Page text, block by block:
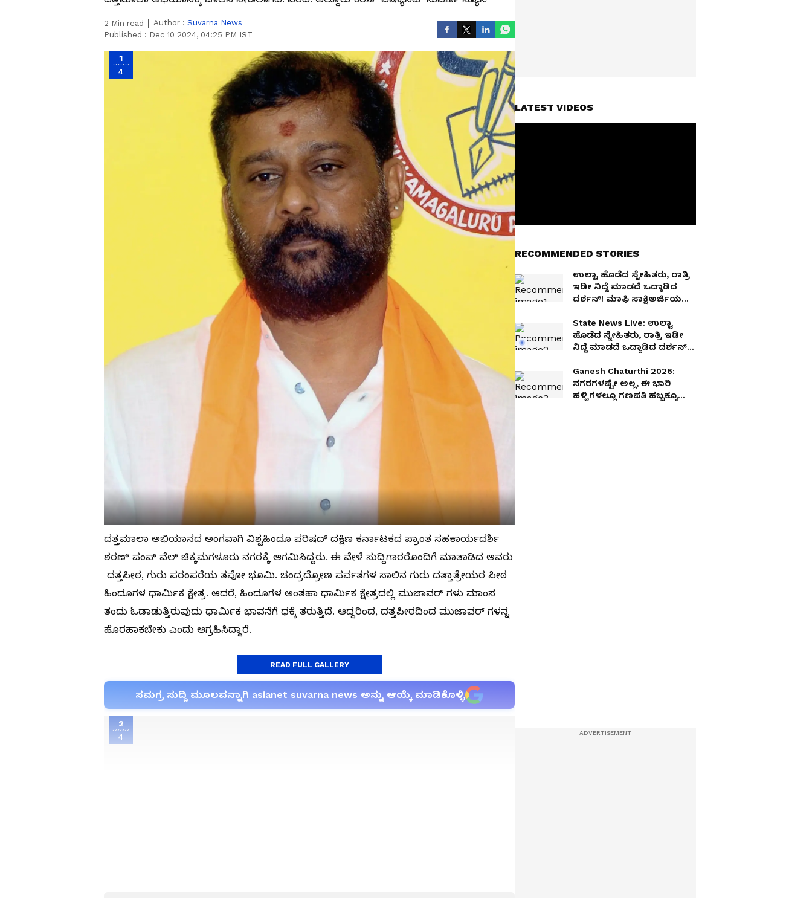
2 Min read Author : Suvarna News
Published : Dec 10 2024, 04:25 PM IST
1
4
ದತ್ತಮಾಲಾ ಅಭಿಯಾನದ ಅಂಗವಾಗಿ ವಿಶ್ವಹಿಂದೂ ಪರಿಷದ್ ದಕ್ಷಿಣ ಕರ್ನಾಟಕದ ಪ್ರಾಂತ ಸಹಕಾರ್ಯದರ್ಶಿ
ಶರಣ್ ಪಂಪ್ ವೆಲ್ ಚಿಕ್ಕಮಗಳೂರು ನಗರಕ್ಕೆ ಆಗಮಿಸಿದ್ದರು‌. ಈ ವೇಳೆ ಸುದ್ದಿಗಾರರೊಂದಿಗೆ ಮಾತಾಡಿದ ಅವರು
ದತ್ತಪೀಠ, ಗುರು ಪರಂಪರೆಯ ತಪೋ ಭೂಮಿ. ಚಂದ್ರದ್ರೋಣ ಪರ್ವತಗಳ ಸಾಲಿನ ಗುರು ದತ್ತಾತ್ರೇಯರ ಪೀಠ
ಹಿಂದೂಗಳ ಧಾರ್ಮಿಕ ಕ್ಷೇತ್ರ. ಆದರೆ, ಹಿಂದೂಗಳ ಅಂತಹಾ ಧಾರ್ಮಿಕ ಕ್ಷೇತ್ರದಲ್ಲಿ ಮುಜಾವರ್ ಗಳು ಮಾಂಸ
ತಂದು ಓಡಾಡುತ್ತಿರುವುದು ಧಾರ್ಮಿಕ ಭಾವನೆಗೆ ಧಕ್ಕೆ ತರುತ್ತಿದೆ. ಆದ್ದರಿಂದ, ದತ್ತಪೀಠದಿಂದ ಮುಜಾವರ್ ಗಳನ್ನ
ಹೊರಹಾಕಬೇಕು ಎಂದು ಆಗ್ರಹಿಸಿದ್ದಾರೆ.
ಸಮಗ್ರ ಸುದ್ದಿ ಮೂಲವನ್ನಾಗಿ asianet suvarna news ಅನ್ನು ಆಯ್ಕೆ ಮಾಡಿಕೊಳ್ಳಿ
2
4
READ FULL GALLERY
LATEST VIDEOS
RECOMMENDED STORIES
ಉಲ್ಟಾ ಹೊಡೆದ ಸ್ನೇಹಿತರು, ರಾತ್ರಿ
ಇಡೀ ನಿದ್ದೆ ಮಾಡದೆ ಒದ್ದಾಡಿದ
ದರ್ಶನ್! ಮಾಫಿ ಸಾಕ್ಷಿಅರ್ಜಿಯಲ್ಲಿ
State News Live: ಉಲ್ಟಾ
ಹೊಡೆದ ಸ್ನೇಹಿತರು, ರಾತ್ರಿ ಇಡೀ
ನಿದ್ದೆ ಮಾಡದೆ ಒದ್ದಾಡಿದ ದರ್ಶನ್!
ಅಂಶವಿದೆ?
Ganesh Chaturthi 2026:
ನಗರಗಳಷ್ಟೇ ಅಲ್ಲ, ಈ ಭಾರಿ
ಹಳ್ಳಿಗಳಲ್ಲೂ ಗಣಪತಿ ಹಬ್ಬಕ್ಕೂ